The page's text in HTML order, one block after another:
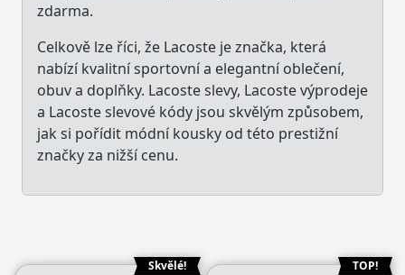
zdarma.
Celkově lze říci, že Lacoste je značka, která
nabízí kvalitní sportovní a elegantní oblečení,
obuv a doplňky. Lacoste slevy, Lacoste výprodeje
a Lacoste slevové kódy jsou skvělým způsobem,
jak si pořídit módní kousky od této prestižní
značky za nižší cenu.
Skvělé! TOP!